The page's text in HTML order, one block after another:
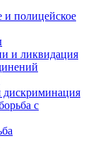
и полицейское
и ликвидация
дискриминация
с